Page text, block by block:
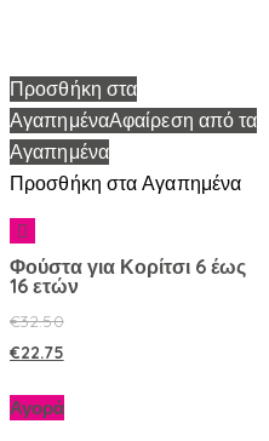
Προσθήκη στα
ΑγαπημέναΑφαίρεση από τα
Αγαπημένα
Προσθήκη στα Αγαπημένα
Φούστα για Κορίτσι 6 έως
16 ετών
€32.50
€22.75
Αγορά